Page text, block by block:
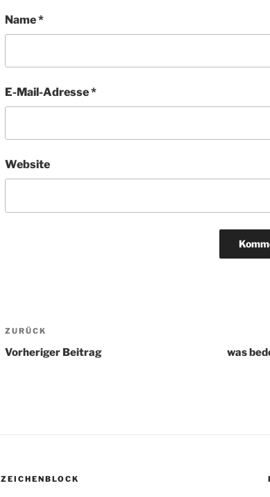
Name*
E-Mail-Adresse*
Website
Beitragsnavigation
Vorheriger
Beitrag
ZURÜCK
Vorheriger Beitrag was
ZEICHENBLOCK